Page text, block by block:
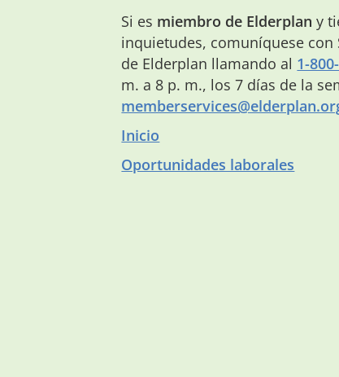
Si es miembro de Elderplan y
inquietudes, comuníquese
de Elderplan llamando al 1-
m. a 8 p. m., los 7 días de la
Inicio
Oportunidades laborales